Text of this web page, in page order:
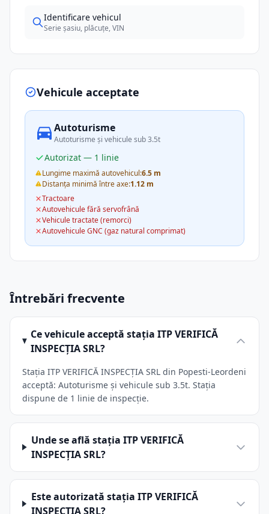
Identificare vehicul
Serie șasiu, plăcuțe, VIN
Vehicule acceptate
Autoturisme
Autoturisme și vehicule sub 3.5t
Autorizat — 1 linie
Lungime maximă autovehicul:6.5 m
Distanța minimă între axe:1.12 m
Tractoare
Autovehicule fără servofrână
Vehicule tractate (remorci)
Autovehicule GNC (gaz natural comprimat)
Întrebări frecvente
Ce vehicule acceptă stația ITP VERIFICĂ
INSPECŢIA SRL?
Stația ITP VERIFICĂ INSPECŢIA SRL din Popesti-Leordeni
acceptă: Autoturisme și vehicule sub 3.5t. Stația
dispune de 1 linie de inspecție.
Unde se află stația ITP VERIFICĂ
INSPECŢIA SRL?
Este autorizată stația ITP VERIFICĂ
INSPECŢIA SRL?